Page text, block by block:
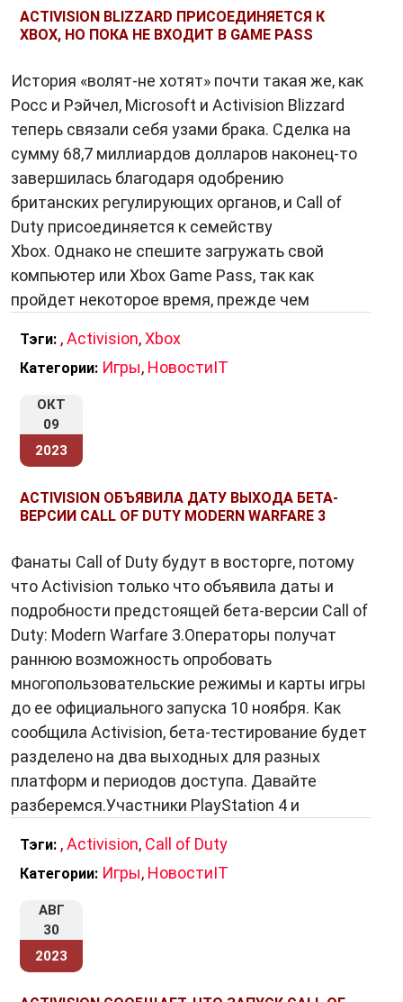
издателем множества популярных франшиз.
Среди них:
которая покорила мир своими
реалистичными битвами и захватывающим
сюжетом. «Call of Duty» стала настоящим
явлением в мире видеоигр, объединив
миллионы игроков в онлайн-сражениях.
Skylanders:
Инновационная франшиза,
объединяющая виртуальный мир и
физические игрушки. Игроки могут
погрузиться в увлекательные приключения и
использовать реальные фигурки для
взаимодействия с игрой.
Crash Bandicoot:Культовая платформенная
момента своего дебюта. Неповторимый
стиль и яркий персонаж делают эту
франшизу незабываемой.
Activisionтакже проявляет социальную
ответственность, организуя
благотворительные акции и поддерживая
различные программы помощи. Компания
стремится делать мир лучше не только через
свои игры, но и через вовлечение в
общественные инициативы.
Заключение
Своими инновациями, высоким качеством
игр и богатой историей Activision
оставаться ключевой фигурой в мире
разработки и издания видеоигр. Её
популярные франшизы и влияние на игровую
индустрию делают её незаменимой частью
современной развлекательной культуры.
ACTIVISION BLIZZARD ПРИСОЕДИНЯЕТСЯ К
XBOX, НО ПОКА НЕ ВХОДИТ В GAME PASS
История «волят-не хотят» почти такая же, как
Росс и Рэйчел, Microsoft и Activision Blizzard
теперь связали себя узами брака. Сделка на
сумму 68,7 миллиардов долларов наконец-то
завершилась благодаря одобрению
британских регулирующих органов, и Call of
Duty присоединяется к семейству
Xbox. Однако не спешите загружать свой
компьютер или Xbox Game Pass, так как
пройдет некоторое время, прежде чем
Тэги: ,Activision,Xbox
Категории: Игры, НовостиIT
ОКТ
09
2023
ACTIVISION ОБЪЯВИЛА ДАТУ ВЫХОДА БЕТА-
ВЕРСИИ CALL OF DUTY MODERN WARFARE 3
Фанаты Call of Duty будут в восторге, потому
что Activision только что объявила даты и
подробности предстоящей бета-версии Call of
Duty: Modern Warfare 3.Операторы получат
раннюю возможность опробовать
многопользовательские режимы и карты игры
до ее официального запуска 10 ноября. Как
сообщила Activision, бета-тестирование будет
разделено на два выходных для разных
платформ и периодов доступа. Давайте
разберемся.Участники PlayStation 4 и
Тэги: ,Activision, Call of Duty
Категории: Игры, НовостиIT
АВГ
30
2023